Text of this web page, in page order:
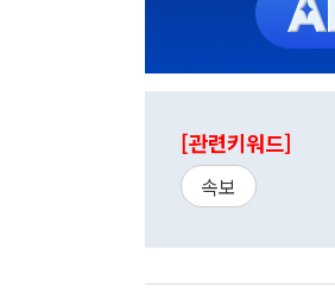
[관련키워드]
속보